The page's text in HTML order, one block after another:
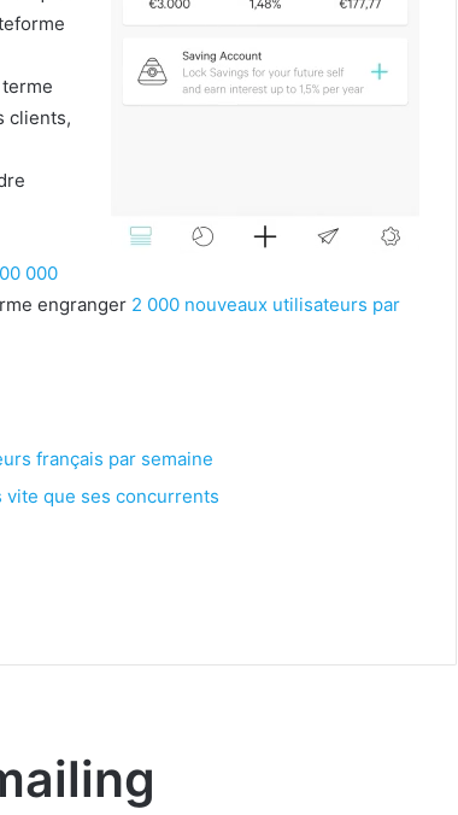
clients,
000
engranger 2 000 nouveaux utilisateurs par
français par semaine​
que ses concurrents